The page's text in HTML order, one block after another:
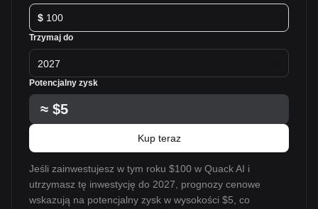
$
Trzymaj do
2027
Potencjalny zysk
≈ $5
Kup teraz
Jeśli zainwestujesz w tym roku $100 w Quack AI i
utrzymasz tę inwestycję do 2027, prognozy cenowe
wskazują na potencjalny zysk w wysokości $5, co